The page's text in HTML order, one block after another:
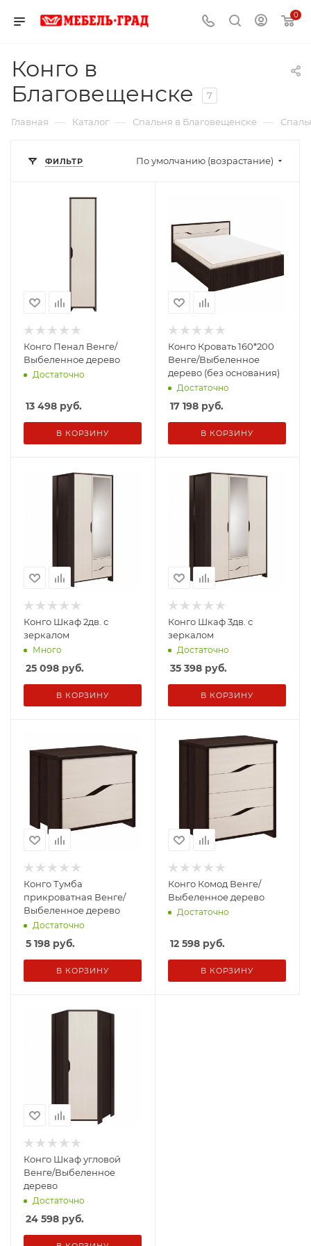
0
Конго в
Благовещенске
7
Главная — Каталог — Спальня в Благовещенске —
ФИЛЬТР По умолчанию (возрастание)
Конго Пенал Венге/
Выбеленное дерево
Достаточно
13 498 руб.
В КОРЗИНУ
Конго Кровать 160*200
Венге/Выбеленное
дерево (без основания)
Достаточно
17 198 руб.
В КОРЗИНУ
Конго Шкаф 2дв. с
зеркалом
Много
25 098 руб.
В КОРЗИНУ
Конго Шкаф 3дв. с
зеркалом
Достаточно
35 398 руб.
В КОРЗИНУ
Конго Тумба
прикроватная Венге/
Выбеленное дерево
Достаточно
5 198 руб.
В КОРЗИНУ
Конго Комод Венге/
Выбеленное дерево
Достаточно
12 598 руб.
В КОРЗИНУ
Конго Шкаф угловой
Венге/Выбеленное
дерево
Достаточно
24 598 руб.